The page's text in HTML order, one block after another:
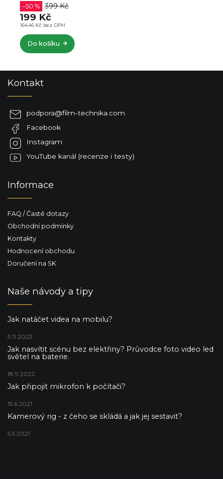
164,46 Kč bez DPH
–50 % 399 Kč
199 Kč
Do košíku
Kontakt
podpora@film-technika.com
Facebook
Instagram
YouTube kanál (recenze i testy)
Informace
FAQ / Časté dotazy
Obchodní podmínky
Kontakty
Hodnocení obchodu
Doručení na SK
Naše návody a tipy
Jak natáčet videa na mobilu?
5.11.2023
Jak nasvítit scénu bez elektřiny? Průvodce foto video led
světel na baterie.
18.9.2022
Jak připojit mikrofon k počítači?
15.6.2021
Kamerový rig - z čeho se skládá a jak jej sestavit?
5.5.2021